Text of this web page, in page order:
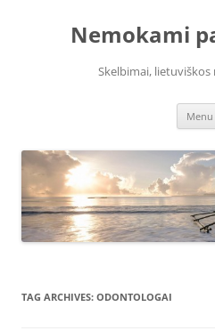
Nemokami
Skelbimai,
Menu
TAG ARCHIVES: ODONTOLOGAI